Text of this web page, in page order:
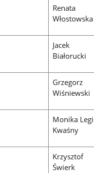
Renata
Włostowska
Jacek
Białorucki
Grzegorz
Wiśniewski
Monika
Kwaśny
Krzysztof
Świerk